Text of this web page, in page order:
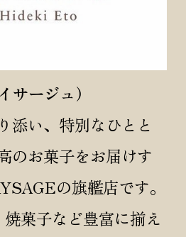
ージュ）
添い、特別なひとと
のお菓子をお届けす
の旗艦店です。
菓子など豊富に揃え